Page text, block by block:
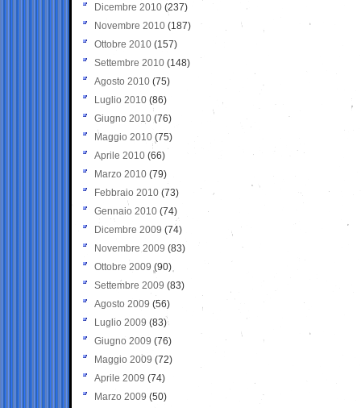
Dicembre 2010 (237)
Novembre 2010 (187)
Ottobre 2010 (157)
Settembre 2010 (148)
Agosto 2010 (75)
Luglio 2010 (86)
Giugno 2010 (76)
Maggio 2010 (75)
Aprile 2010 (66)
Marzo 2010 (79)
Febbraio 2010 (73)
Gennaio 2010 (74)
Dicembre 2009 (74)
Novembre 2009 (83)
Ottobre 2009 (90)
Settembre 2009 (83)
Agosto 2009 (56)
Luglio 2009 (83)
Giugno 2009 (76)
Maggio 2009 (72)
Aprile 2009 (74)
Marzo 2009 (50)